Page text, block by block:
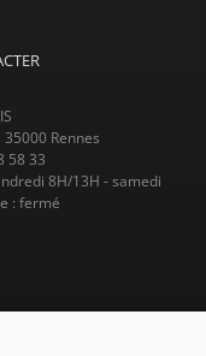
Rennes
58 33
8H/13H - samedi
: fermé